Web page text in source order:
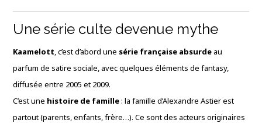
Une série culte devenue mythe
Kaamelott, c’est d’abord une série française absurde au
parfum de satire sociale, avec quelques éléments de fantasy,
diffusée entre 2005 et 2009.
C’est une histoire de famille: la famille d’Alexandre Astier est
partout (parents, enfants, frère…). Ce sont des acteurs originaires